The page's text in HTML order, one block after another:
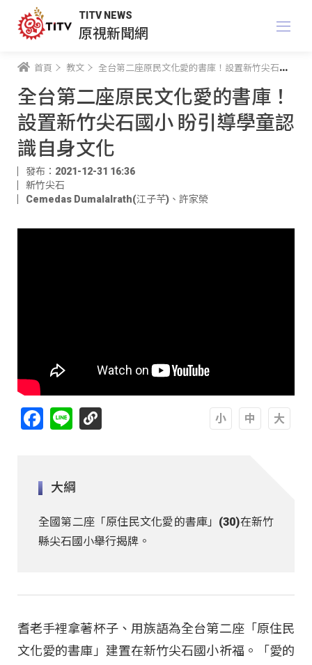
TITV NEWS
原視新聞網
首頁 教文 全台第二座原民文化愛的書庫！設置新竹尖石國小 盼引導學童認識自身文化
全台第二座原民文化愛的書庫！
設置新竹尖石國小 盼引導學童認
識自身文化
發布：2021-12-31 16:36
新竹尖石
Cemedas Dumalalrath(江子芊) 、 許家榮
Facebook
Line
大綱
全國第二座「原住民文化愛的書庫」(30)在新竹
縣尖石國小舉行揭牌。
耆老手裡拿著杯子、用族語為全台第二座「原住民
文化愛的書庫」建置在新竹尖石國小祈福。「愛的